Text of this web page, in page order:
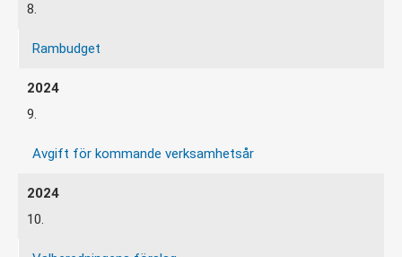
8.
Rambudget
9.
Avgift för kommande verksamhetsår
10.